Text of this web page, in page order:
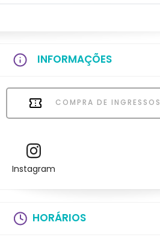
INFORMAÇÕES
COMPRA DE INGRESSOS
Instagram
HORÁRIOS